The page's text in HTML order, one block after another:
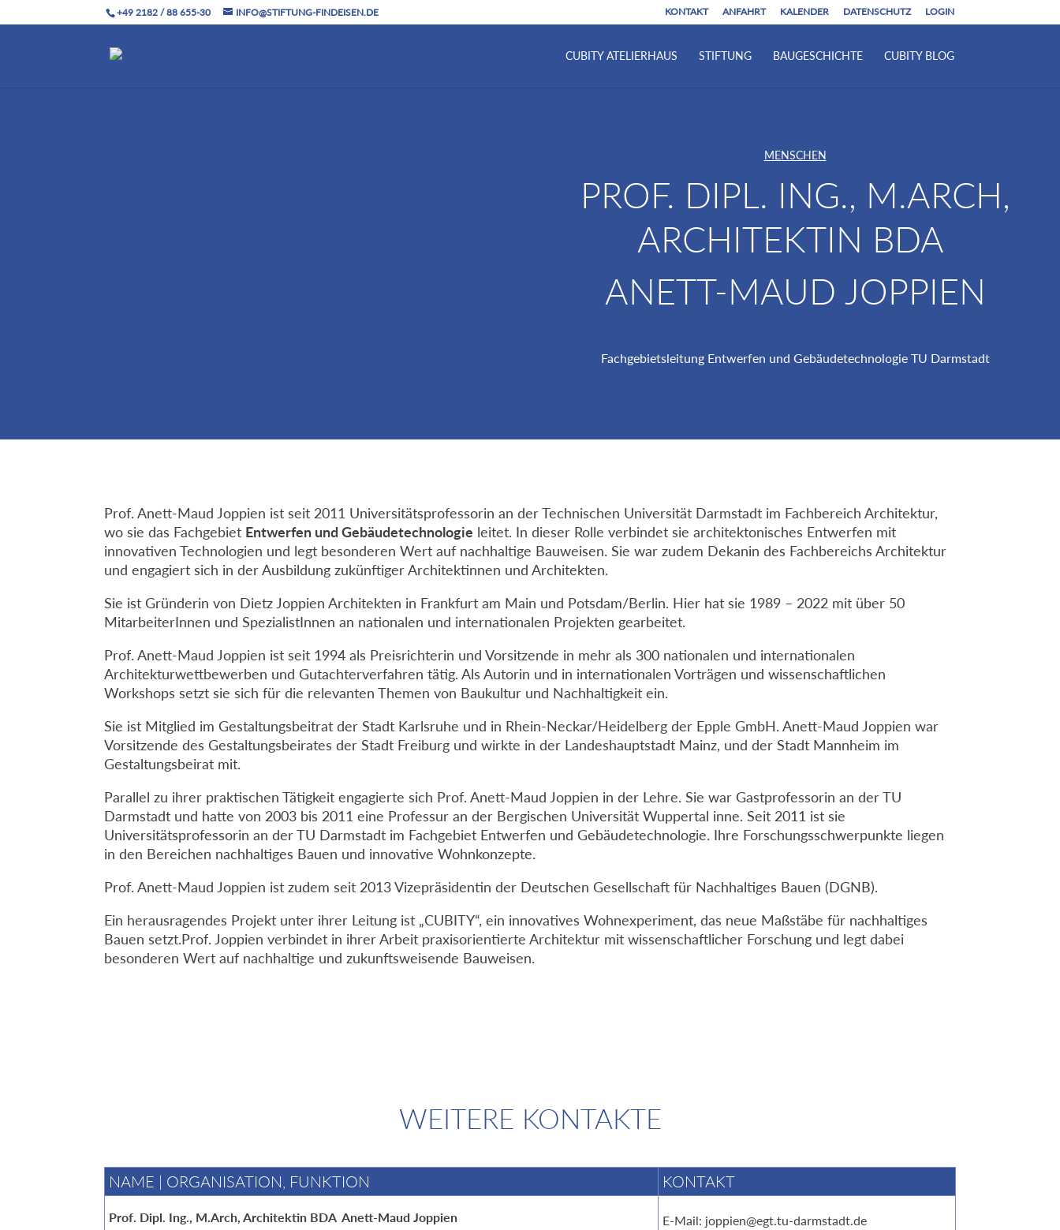
+49 2182 / 88 655-30 INFO@STIFTUNG-FINDEISEN.DE KONTAKT ANFAHRT KALENDER DATENSCHUTZ LOGIN
CUBITY ATELIERHAUS STIFTUNG BAUGESCHICHTE CUBITY BLOG
MENSCHEN
PROF. DIPL. ING., M.ARCH,
ARCHITEKTIN BDA
ANETT-MAUD JOPPIEN
Fachgebietsleitung Entwerfen und Gebäudetechnologie TU Darmstadt
Prof. Anett-Maud Joppien ist seit 2011 Universitätsprofessorin an der Technischen Universität Darmstadt im Fachbereich Architektur,
wo sie das Fachgebiet Entwerfen und Gebäudetechnologie leitet. In dieser Rolle verbindet sie architektonisches Entwerfen mit
innovativen Technologien und legt besonderen Wert auf nachhaltige Bauweisen. Sie war zudem Dekanin des Fachbereichs Architektur
und engagiert sich in der Ausbildung zukünftiger Architektinnen und Architekten.
Sie ist Gründerin von Dietz Joppien Architekten in Frankfurt am Main und Potsdam/Berlin. Hier hat sie 1989 – 2022 mit über 50
MitarbeiterInnen und SpezialistInnen an nationalen und internationalen Projekten gearbeitet.
Prof. Anett-Maud Joppien ist seit 1994 als Preisrichterin und Vorsitzende in mehr als 300 nationalen und internationalen
Architekturwettbewerben und Gutachterverfahren tätig. Als Autorin und in internationalen Vorträgen und wissenschaftlichen
Workshops setzt sie sich für die relevanten Themen von Baukultur und Nachhaltigkeit ein.
Sie ist Mitglied im Gestaltungsbeitrat der Stadt Karlsruhe und in Rhein-Neckar/Heidelberg der Epple GmbH. Anett-Maud Joppien war
Vorsitzende des Gestaltungsbeirates der Stadt Freiburg und wirkte in der Landeshauptstadt Mainz, und der Stadt Mannheim im
Gestaltungsbeirat mit.
Parallel zu ihrer praktischen Tätigkeit engagierte sich Prof. Anett-Maud Joppien in der Lehre. Sie war Gastprofessorin an der TU
Darmstadt und hatte von 2003 bis 2011 eine Professur an der Bergischen Universität Wuppertal inne. Seit 2011 ist sie
Universitätsprofessorin an der TU Darmstadt im Fachgebiet Entwerfen und Gebäudetechnologie. Ihre Forschungsschwerpunkte liegen
in den Bereichen nachhaltiges Bauen und innovative Wohnkonzepte.
Prof. Anett-Maud Joppien ist zudem seit 2013 Vizepräsidentin der Deutschen Gesellschaft für Nachhaltiges Bauen (DGNB).
Ein herausragendes Projekt unter ihrer Leitung ist „CUBITY“, ein innovatives Wohnexperiment, das neue Maßstäbe für nachhaltiges
Bauen setzt.Prof. Joppien verbindet in ihrer Arbeit praxisorientierte Architektur mit wissenschaftlicher Forschung und legt dabei
besonderen Wert auf nachhaltige und zukunftsweisende Bauweisen.
WEITERE KONTAKTE
NAME | ORGANISATION, FUNKTION KONTAKT
Prof. Dipl. Ing., M.Arch, Architektin BDA Anett-Maud Joppien E-Mail: joppien@egt.tu-darmstadt.de